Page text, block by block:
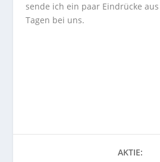
sende ich ein paar Eindrücke
Tagen bei uns.
AKTIE: